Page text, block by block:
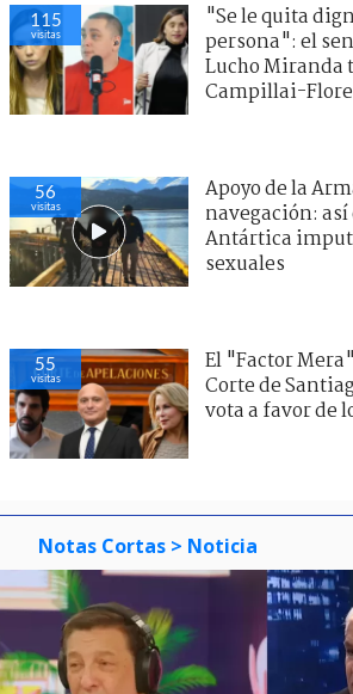
115
visitas
"Se le quita
persona": el
Lucho Miranda
Campillai-
56
visitas
Apoyo de la
navegación: así
Antártica
sexuales
55
visitas
El "Factor
Corte de
vota a favor de
Notas Cortas > Noticia